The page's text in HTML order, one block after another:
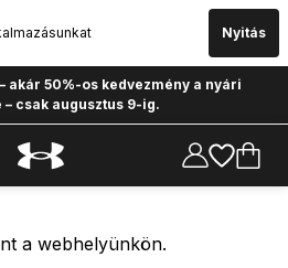
Nyitás
akár 50%-os kedvezmény a nyári
csak augusztus 9-ig.
a webhelyünkön.